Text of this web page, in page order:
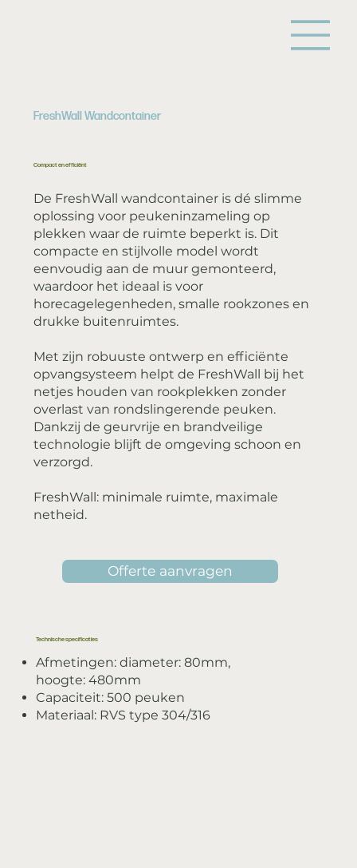
FreshWall Wandcontainer
Compact en efficiënt
De FreshWall wandcontainer is dé slimme
oplossing voor peukeninzameling op
plekken waar de ruimte beperkt is. Dit
compacte en stijlvolle model wordt
eenvoudig aan de muur gemonteerd,
waardoor het ideaal is voor
horecagelegenheden, smalle rookzones en
drukke buitenruimtes.
Met zijn robuuste ontwerp en efficiënte
opvangsysteem helpt de FreshWall bij het
netjes houden van rookplekken zonder
overlast van rondslingerende peuken.
Dankzij de geurvrije en brandveilige
technologie blijft de omgeving schoon en
verzorgd.
FreshWall: minimale ruimte, maximale
netheid.
Offerte aanvragen
Technische specificaties
Afmetingen: diameter: 80mm,
hoogte: 480mm
Capaciteit: 500 peuken
Materiaal: RVS type 304/316